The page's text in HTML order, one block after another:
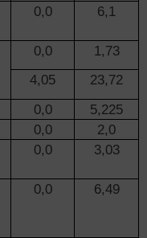
0,0 6,1
0,0
1,73
4,05
23,72
0,0
5,225
0,0
2,0
0,0 3,03
0,0 6,49